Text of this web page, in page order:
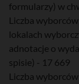
formularzy) w
Liczba
lokalach
adnotacje o
spisie) - 17 669
Liczba